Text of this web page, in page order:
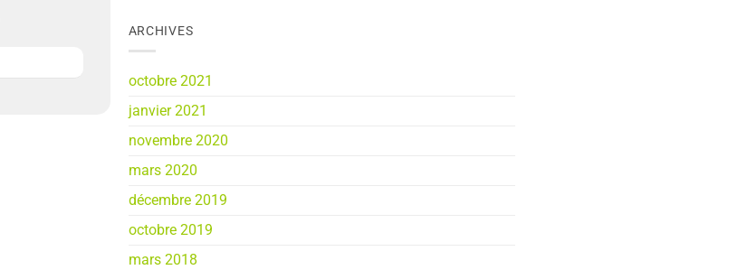
ARCHIVES
octobre 2021
janvier 2021
novembre 2020
mars 2020
décembre 2019
octobre 2019
mars 2018